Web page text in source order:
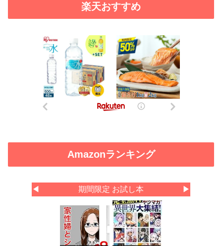
楽天おすすめ
Amazonランキング
◀ 期間限定 お試し本 ▶